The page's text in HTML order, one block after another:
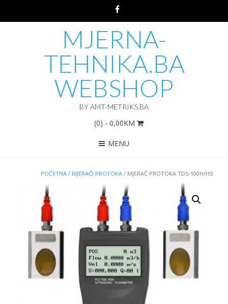
MJERNA-
TEHNIKA.BA
WEBSHOP
BY AMT-METRIKS.BA
(0) - 0,00KM
MENU
POČETNA / MJERAČI PROTOKA / MJERAČ PROTOKA TDS-100H/HS